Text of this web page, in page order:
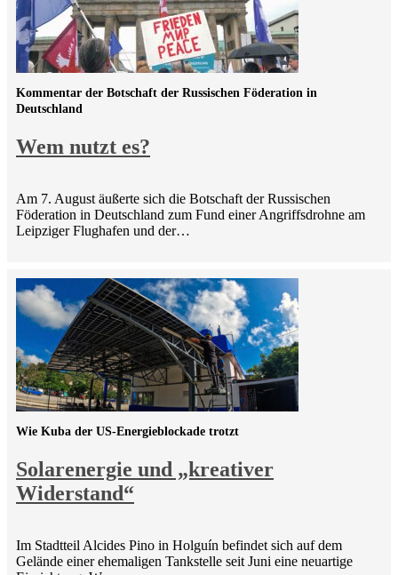
Wem nutzt es?
Kommentar der Botschaft der Russischen Föderation in
Deutschland
Am 7. August äußerte sich die Botschaft der Russischen
Föderation in Deutschland zum Fund einer Angriffsdrohne am
Leipziger Flughafen und der…
Solarenergie und „kreativer
Widerstand“
Wie Kuba der US-Energieblockade trotzt
Im Stadtteil Alcides Pino in Holguín befindet sich auf dem
Gelände einer ehemaligen Tankstelle seit Juni eine neuartige